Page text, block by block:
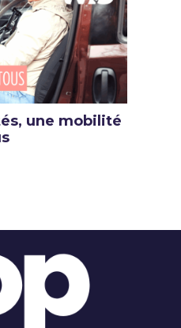
une mobilité